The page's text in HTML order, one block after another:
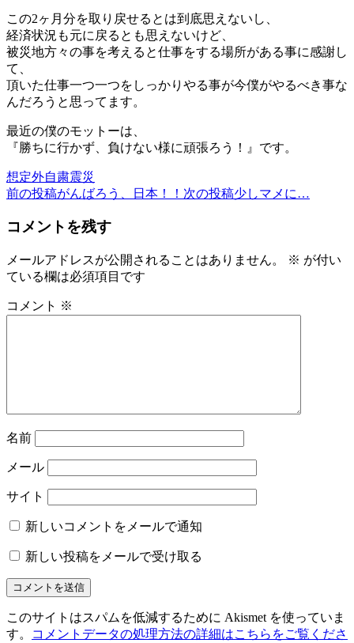
この2ヶ月分を取り戻せるとは到底思えないし、
経済状況も元に戻るとも思えないけど、
被災地方々の事を考えると仕事をする場所がある事に感謝し
て、
頂いた仕事一つ一つをしっかりやる事が今僕がやるべき事な
んだろうと思ってます。
最近の僕のモットーは、
『勝ちに行かず、負けない様に頑張ろう！』です。
想定外自粛震災
投
稿
ビ
ゲ
前の投稿がんばろう、日本！！ 次の投稿少しマメに…
コメントを残す
メールアドレスが公開されることはありません。 ※ が付い
ている欄は必須項目です
コメント ※
名前
メール
サイト
新しいコメントをメールで通知
新しい投稿をメールで受け取る
このサイトはスパムを低減するために Akismet を使っていま
す。
コメントデータの処理方法の詳細はこちらをご覧くださ